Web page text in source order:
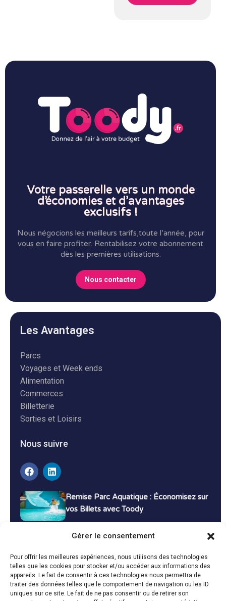
Gérer le consentement
Pour offrir les meilleures expériences, nous utilisons des technologies
telles que les cookies pour stocker et/ou accéder aux informations des
appareils. Le fait de consentir à ces technologies nous permettra de
traiter des données telles que le comportement de navigation ou les ID
uniques sur ce site. Le fait de ne pas consentir ou de retirer son
Votre passerelle vers un monde
d’économies et d’avantages
exclusifs !
Nous négocions les meilleurs tarifs,toute l’année, pour
vous en faire profiter. Rentabilisez votre abonnement
dès les premières utilisations.
Nous contacter
Les Avantages
Parcs
Voyages et Week ends
Alimentation
Commerces
Billetterie
Sorties et Loisirs
Nous suivre
Remise Parc Aquatique : Économisez sur
vos Billets avec Toody
Bons Plans Voyage : Économisez sur vos
Vacances avec Toody
13 décembre 2024 Bon plans